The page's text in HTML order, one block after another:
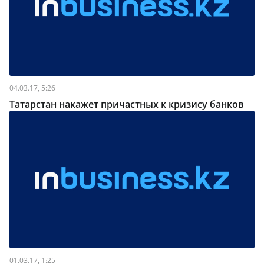
04.03.17, 5:26
Татарстан накажет причастных к кризису банков
01.03.17, 1:25